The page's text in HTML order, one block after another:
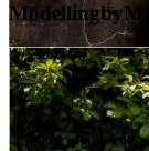
ModellingbyM